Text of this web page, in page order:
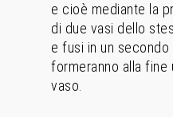
e cioè mediante la
di due vasi dello
e fusi in un
formeranno alla fine
vaso.